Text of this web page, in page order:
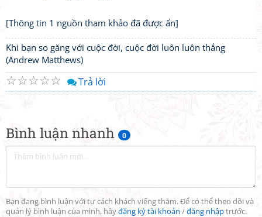
Bình luận nhanh 0
Bạn đang bình luận với tư cách khách viếng thăm. Để có thể theo dõi và
quản lý bình luận của mình, hãyđăng ký tài khoản /đăng nhậptrước.
[Thông tin 1 nguồn tham khảo đã được ẩn]
Khi bạn so găng với cuộc đời, cuộc đời luôn luôn thắng
(Andrew Matthews)
☆
☆
☆
☆
☆ Trả lời